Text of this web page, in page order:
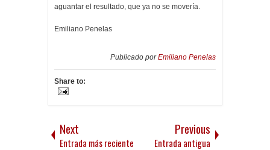
aguantar el resultado, que ya no se movería.
Emiliano Penelas
Publicado porEmiliano Penelas
Share to:
Next
Entrada más reciente
Previous
Entrada antigua